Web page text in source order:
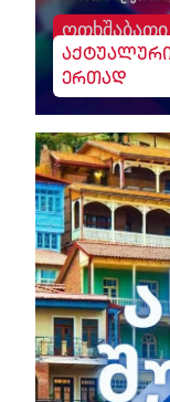
ოთხშაბათი
ერთად